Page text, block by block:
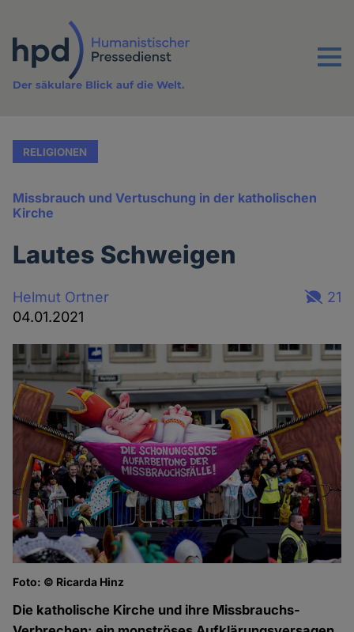
Inhalt
Menu
Der säkulare Blick auf die Welt.
RELIGIONEN
Missbrauch und Vertuschung in der katholischen
Kirche
Lautes Schweigen
Helmut Ortner
04.01.2021
21
Foto: © Ricarda Hinz
Die katholische Kirche und ihre Missbrauchs-